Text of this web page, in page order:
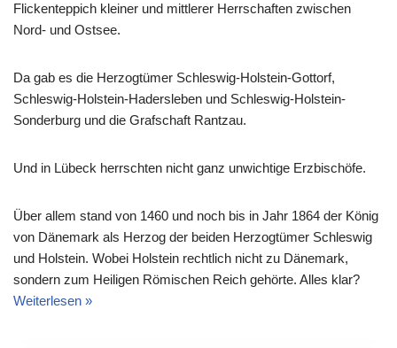
Flickenteppich kleiner und mittlerer Herrschaften zwischen
Nord- und Ostsee.
Da gab es die Herzogtümer Schleswig-Holstein-Gottorf,
Schleswig-Holstein-Hadersleben und Schleswig-Holstein-
Sonderburg und die Grafschaft Rantzau.
Und in Lübeck herrschten nicht ganz unwichtige Erzbischöfe.
Über allem stand von 1460 und noch bis in Jahr 1864 der König
von Dänemark als Herzog der beiden Herzogtümer Schleswig
und Holstein. Wobei Holstein rechtlich nicht zu Dänemark,
sondern zum Heiligen Römischen Reich gehörte. Alles klar?
Weiterlesen »